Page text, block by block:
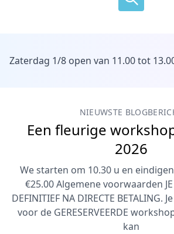
Zaterdag 1/8 open van 11.00 tot
NIEUWSTE
Een fleurige
2026
We starten om 10.30 u en
€25.00 Algemene voorwaarden JE
DEFINITIEF NA DIRECTE BETALING.
voor de GERESERVEERDE
kan